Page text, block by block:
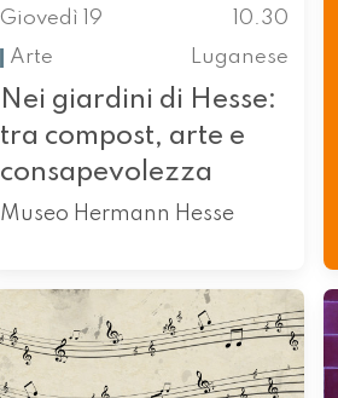
Giovedì 19
10.30
Arte
Luganese
Nei giardini di Hesse:
tra compost, arte e
consapevolezza
Museo Hermann Hesse